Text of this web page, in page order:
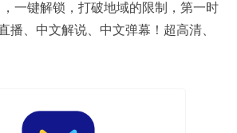
，一键解锁，打破地域的限制，第一时
播、中文解说、中文弹幕 ！超高清、